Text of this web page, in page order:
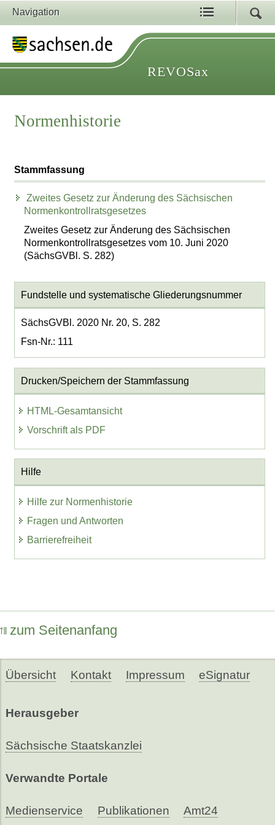
Navigation
REVOSax
Normenhistorie
Stammfassung
Zweites Gesetz zur Änderung des Sächsischen
Normenkontrollratsgesetzes
Zweites Gesetz zur Änderung des Sächsischen
Normenkontrollratsgesetzes vom 10. Juni 2020
(SächsGVBl. S. 282)
Fundstelle und systematische Gliederungsnummer
SächsGVBl. 2020 Nr. 20, S. 282
Fsn-Nr.: 111
Drucken/Speichern der Stammfassung
HTML-Gesamtansicht
Vorschrift als PDF
Hilfe
Hilfe zur Normenhistorie
Fragen und Antworten
Barrierefreiheit
zum Seitenanfang
Übersicht Kontakt Impressum eSignatur
Herausgeber
Sächsische Staatskanzlei
Verwandte Portale
Medienservice Publikationen Amt24